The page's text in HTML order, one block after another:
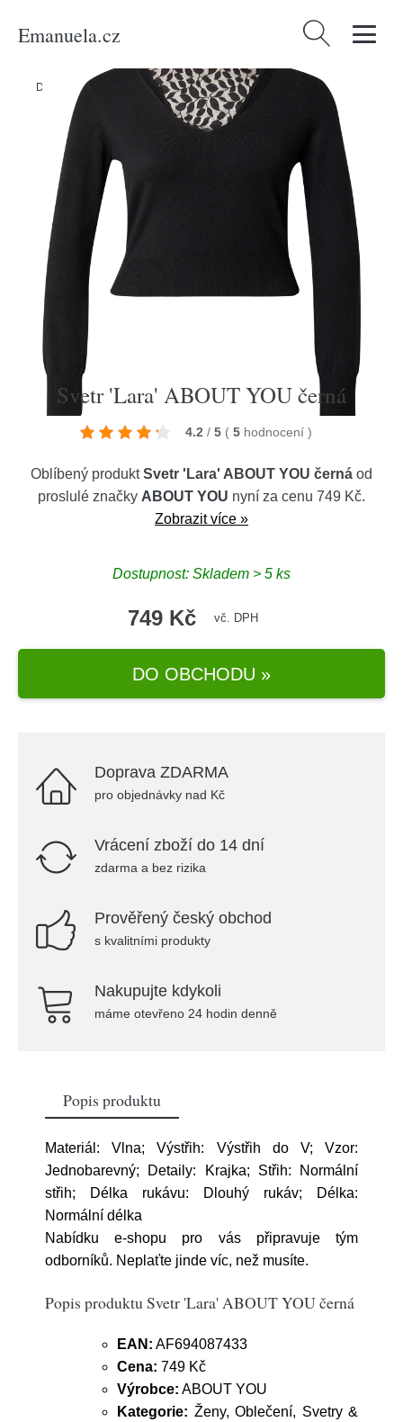
Emanuela.cz Vyhledávání
Domů Produkty Ženy/Oblečení/Svetr 'Lara' ABOUT YOU černá
Svetr 'Lara' ABOUT YOU černá
4.2 / 5 ( 5 hodnocení )
Oblíbený produktSvetr 'Lara' ABOUT YOU černá od
proslulé značky ABOUT YOU nyní za cenu 749 Kč.
Zobrazit více »
Dostupnost: Skladem > 5 ks
749 Kč vč. DPH
DO OBCHODU »
Doprava ZDARMA
pro objednávky nad Kč
Vrácení zboží do 14 dní
zdarma a bez rizika
Prověřený český obchod
s kvalitními produkty
Nakupujte kdykoli
máme otevřeno 24 hodin denně
Popis produktu
Materiál: Vlna; Výstřih: Výstřih do V; Vzor:
Jednobarevný; Detaily: Krajka; Střih: Normální
střih; Délka rukávu: Dlouhý rukáv; Délka:
Normální délka
Nabídku e-shopu pro vás připravuje tým
odborníků. Neplaťte jinde víc, než musíte.
Popis produktu Svetr 'Lara' ABOUT YOU černá
EAN: AF694087433
Cena: 749 Kč
Výrobce: ABOUT YOU
Kategorie: Ženy, Oblečení, Svetry &